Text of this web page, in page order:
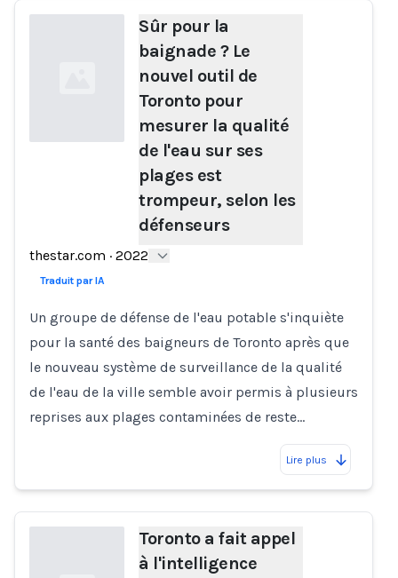
Sûr pour la
baignade ? Le
nouvel outil de
Toronto pour
mesurer la qualité
de l'eau sur ses
plages est
trompeur, selon les
défenseurs
thestar.com · 2022
Traduit par IA
Un groupe de défense de l'eau potable s'inquiète
pour la santé des baigneurs de Toronto après que
le nouveau système de surveillance de la qualité
de l'eau de la ville semble avoir permis à plusieurs
reprises aux plages contaminées de reste…
Lire plus
Toronto a fait appel
à l'intelligence